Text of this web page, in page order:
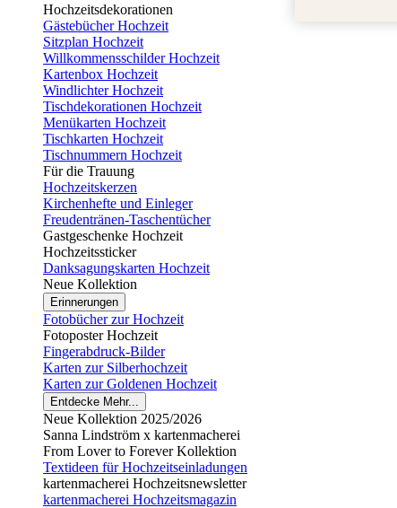
Hochzeitsdekorationen
Gästebücher Hochzeit
Sitzplan Hochzeit
Willkommensschilder Hochzeit
Kartenbox Hochzeit
Windlichter Hochzeit
Tischdekorationen Hochzeit
Menükarten Hochzeit
Tischkarten Hochzeit
Tischnummern Hochzeit
Für die Trauung
Hochzeitskerzen
Kirchenhefte und Einleger
Freudentränen-Taschentücher
Gastgeschenke Hochzeit
Hochzeitssticker
Danksagungskarten Hochzeit
Neue Kollektion
Erinnerungen
Fotobücher zur Hochzeit
Fotoposter Hochzeit
Fingerabdruck-Bilder
Karten zur Silberhochzeit
Karten zur Goldenen Hochzeit
Entdecke Mehr...
Neue Kollektion 2025/2026
Sanna Lindström x kartenmacherei
From Lover to Forever Kollektion
Textideen für Hochzeitseinladungen
kartenmacherei Hochzeitsnewsletter
kartenmacherei Hochzeitsmagazin